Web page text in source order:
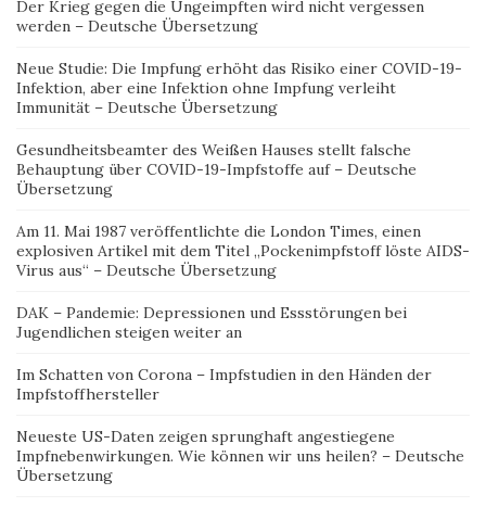
Der Krieg gegen die Ungeimpften wird nicht vergessen
werden – Deutsche Übersetzung
Neue Studie: Die Impfung erhöht das Risiko einer COVID-19-
Infektion, aber eine Infektion ohne Impfung verleiht
Immunität – Deutsche Übersetzung
Gesundheitsbeamter des Weißen Hauses stellt falsche
Behauptung über COVID-19-Impfstoffe auf – Deutsche
Übersetzung
Am 11. Mai 1987 veröffentlichte die London Times, einen
explosiven Artikel mit dem Titel „Pockenimpfstoff löste AIDS-
Virus aus“ – Deutsche Übersetzung
DAK – Pandemie: Depressionen und Essstörungen bei
Jugendlichen steigen weiter an
Im Schatten von Corona – Impfstudien in den Händen der
Impfstoffhersteller
Neueste US-Daten zeigen sprunghaft angestiegene
Impfnebenwirkungen. Wie können wir uns heilen? – Deutsche
Übersetzung